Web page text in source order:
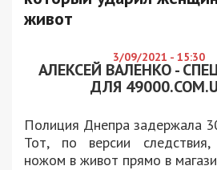
живот
3/09/2021 - 15:30
АЛЕКСЕЙ ВАЛЕНКО -
ДЛЯ
Полиция Днепра задержала
Тот, по версии
ножом в живот прямо в